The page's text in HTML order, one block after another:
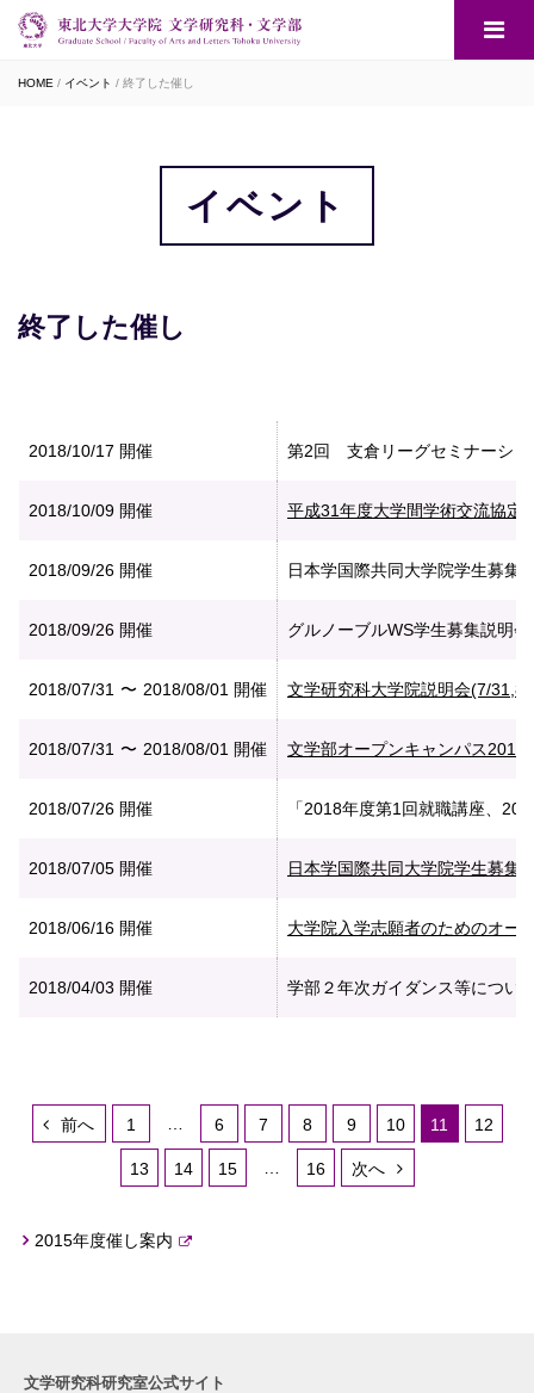
HOME イベント 終了した催し
イベント
終了した催し
2018/10/17 開催 第2回 支倉リーグセミナーシ
2018/10/09 開催 平成31年度大学間学術交流協定
2018/09/26 開催 日本学国際共同大学院学生募集
2018/09/26 開催 グルノーブルWS学生募集説明
2018/07/31 2018/08/01 開催 文学研究科大学院説明会(7/31,8/
2018/07/31 2018/08/01 開催 文学部オープンキャンパス2018
2018/07/26 開催 「2018年度第1回就職講座、20
2018/07/05 開催 日本学国際共同大学院学
2018/06/16 開催 大学院入学志願者のためのオー
2018/04/03 開催 学部２年次ガイダンス等につい
前へ 1 6 7 8 9 10 11 12
13 14 15 16 次へ
2015年度催し案内
文学研究科研究室公式サイト